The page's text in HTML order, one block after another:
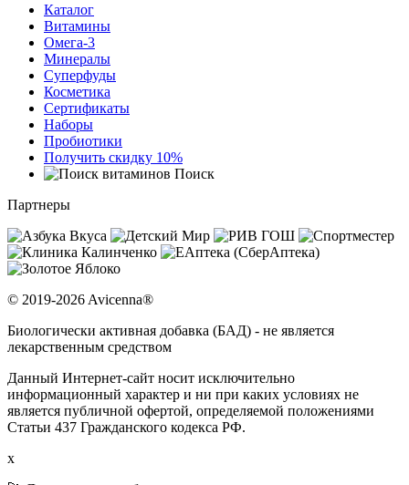
Каталог
Витамины
Омега-3
Минералы
Суперфуды
Косметика
Сертификаты
Наборы
Пробиотики
Получить скидку 10%
Поиск
Партнеры
© 2019-2026 Avicenna®
Биологически активная добавка (БАД) - не является
лекарственным средством
Данный Интернет-сайт носит исключительно
информационный характер и ни при каких условиях не
является публичной офертой, определяемой положениями
Статьи 437 Гражданского кодекса РФ.
x